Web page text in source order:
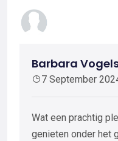
Barbara
7 September
Wat een prachtig
genieten onder het